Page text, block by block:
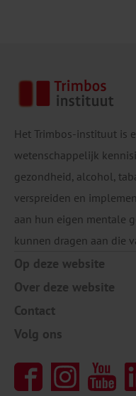
Het Trimbos-instituut is
wetenschappelijk
gezondheid, alcohol,
verspreiden en
aan hun eigen mentale
kunnen dragen aan die
Op deze website
Over deze website
Contact
Volg ons